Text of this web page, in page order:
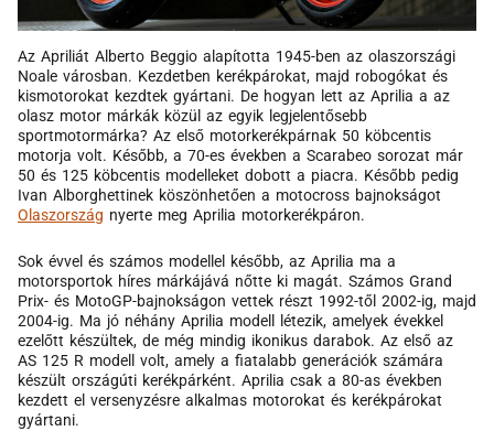
Az Apriliát Alberto Beggio alapította 1945-ben az olaszországi
Noale városban. Kezdetben kerékpárokat, majd robogókat és
kismotorokat kezdtek gyártani. De hogyan lett az Aprilia a az
olasz motor márkák közül az egyik legjelentősebb
sportmotormárka? Az első motorkerékpárnak 50 köbcentis
motorja volt. Később, a 70-es években a Scarabeo sorozat már
50 és 125 köbcentis modelleket dobott a piacra. Később pedig
Ivan Alborghettinek köszönhetően a motocross bajnokságot
Olaszország nyerte meg Aprilia motorkerékpáron.
Sok évvel és számos modellel később, az Aprilia ma a
motorsportok híres márkájává nőtte ki magát. Számos Grand
Prix- és MotoGP-bajnokságon vettek részt 1992-től 2002-ig, majd
2004-ig. Ma jó néhány Aprilia modell létezik, amelyek évekkel
ezelőtt készültek, de még mindig ikonikus darabok. Az első az
AS 125 R modell volt, amely a fiatalabb generációk számára
készült országúti kerékpárként. Aprilia csak a 80-as években
kezdett el versenyzésre alkalmas motorokat és kerékpárokat
gyártani.